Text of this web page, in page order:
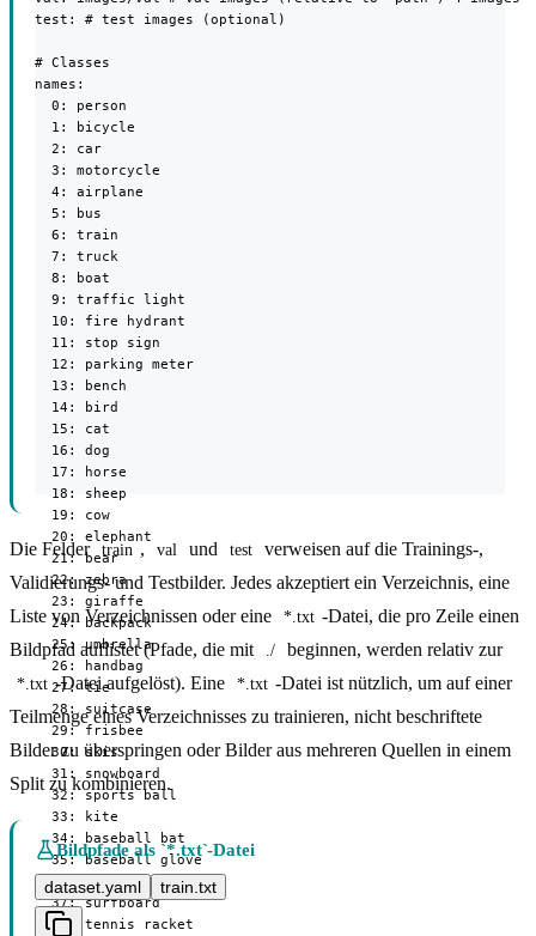
test: # test images (optional)
# Classes
names:
  0: person
  1: bicycle
  2: car
  3: motorcycle
  4: airplane
  5: bus
  6: train
  7: truck
  8: boat
  9: traffic light
  10: fire hydrant
  11: stop sign
  12: parking meter
  13: bench
  14: bird
  15: cat
  16: dog
  17: horse
  18: sheep
  19: cow
  20: elephant
  21: bear
  22: zebra
  23: giraffe
  24: backpack
  25: umbrella
  26: handbag
  27: tie
  28: suitcase
  29: frisbee
  30: skis
  31: snowboard
  32: sports ball
  33: kite
  34: baseball bat
  35: baseball glove
  36: skateboard
  37: surfboard
  38: tennis racket
Die Felder train , val und test
verweisen auf die Trainings-,
Validierungs- und Testbilder. Jedes akzeptiert ein Verzeichnis, eine
Liste von Verzeichnissen oder eine
*.txt -Datei, die pro Zeile einen
Bildpfad auflistet (Pfade, die mit
./ beginnen, werden relativ zur
*.txt -Datei aufgelöst). Eine *.txt -Datei ist nützlich, um auf einer
Teilmenge eines Verzeichnisses zu trainieren, nicht beschriftete
Bilder zu überspringen oder Bilder aus mehreren Quellen in einem
Split zu kombinieren.
Bildpfade als `*.txt`-Datei
dataset.yaml
train.txt